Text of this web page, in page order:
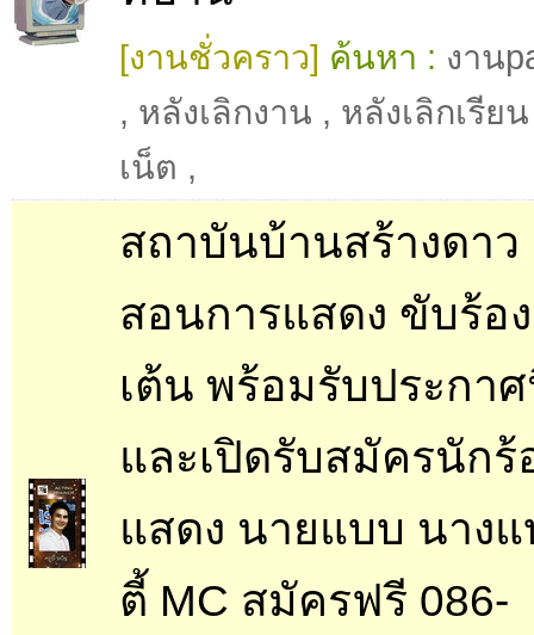
[งานชั่วคราว] ค้นหา : งาน
, หลังเลิกงาน , หลังเลิกเรียน
เน็ต ,
สถาบันบ้านสร้างดาว
สอนการแสดง ขับร้อ
เต้น พร้อมรับประกา
และเปิดรับสมัครนักร้
แสดง นายแบบ นาง
ตี้ MC สมัครฟรี 086-